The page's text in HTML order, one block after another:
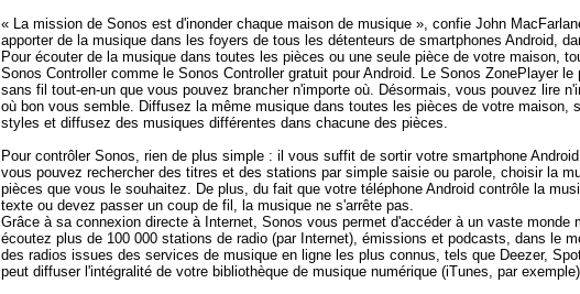
« La mission de Sonos est d'inonder chaque maison de musique », confie John
apporter de la musique dans les foyers de tous les détenteurs de smartphones Android,
Pour écouter de la musique dans toutes les pièces ou une seule pièce de votre maison,
Sonos Controller comme le Sonos Controller gratuit pour Android. Le Sonos ZonePlayer
sans fil tout-en-un que vous pouvez brancher n'importe où. Désormais, vous pouvez lire
où bon vous semble. Diffusez la même musique dans toutes les pièces de votre
styles et diffusez des musiques différentes dans chacune des pièces.
Pour contrôler Sonos, rien de plus simple : il vous suffit de sortir votre smartphone
vous pouvez rechercher des titres et des stations par simple saisie ou parole, choisir la
pièces que vous le souhaitez. De plus, du fait que votre téléphone Android contrôle la
texte ou devez passer un coup de fil, la musique ne s'arrête pas.
Grâce à sa connexion directe à Internet, Sonos vous permet d'accéder à un vaste
écoutez plus de 100 000 stations de radio (par Internet), émissions et podcasts, dans le
des radios issues des services de musique en ligne les plus connus, tels que Deezer,
peut diffuser l'intégralité de votre bibliothèque de musique numérique (iTunes, par